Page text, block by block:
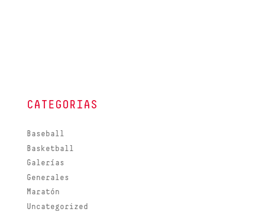
CATEGORIAS
Baseball
Basketball
Galerías
Generales
Maratón
Uncategorized